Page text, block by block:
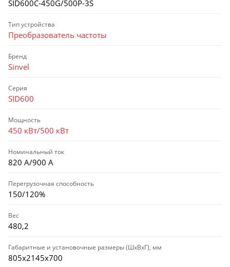
SID600C-450G/500P-3S
Тип устройства
Преобразователь частоты
Бренд
Sinvel
Серия
SID600
Мощность
450 кВт/500 кВт
Номинальный ток
820 А/900 А
Перегрузочная способность
150/120%
Вес
480,2
Габаритные и установочные размеры (ШхВхГ), мм
805х2145х700